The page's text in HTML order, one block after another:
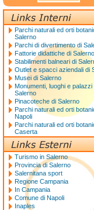
Parchi naturali ed orti
Salerno
Parchi di divertimento di
Fattorie didattiche di Salerno
Stabilimenti balneari di
Outlet e spacci aziendali di
Musei di Salerno
Monumenti, luoghi e palazzi
Salerno
Pinacoteche di Salerno
Parchi naturali ed orti
Napoli
Parchi naturali ed orti
Caserta
Turismo in Salerno
Provincia di Salerno
Salernitana sport
Regione Campania
In Campania
Comune di Napoli
Inaples